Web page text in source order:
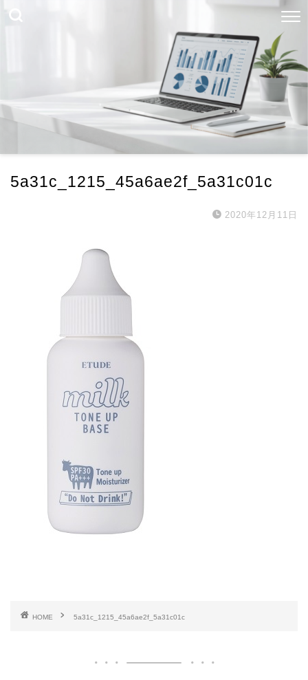
5a31c_1215_45a6ae2f_5a31c01c
2020年12月11日
HOME 5a31c_1215_45a6ae2f_5a31c01c